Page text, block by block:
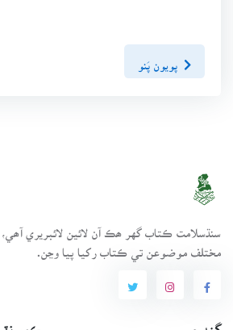
پويون پَنو
مختلف موضوعن تي ڪتاب رکيا پيا وڃن.